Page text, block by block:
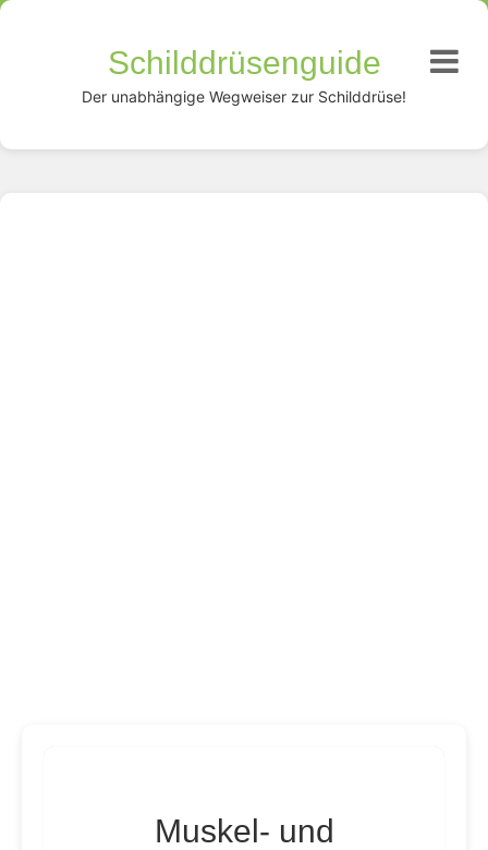
Schilddrüsenguide
Der unabhängige Wegweiser zur Schilddrüse!
Muskel- und